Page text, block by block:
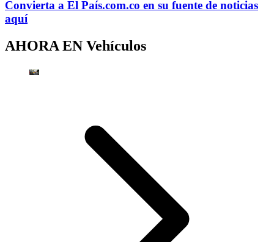
Convierta a El País.com.co en su fuente de noticias
aquí
AHORA EN Vehículos